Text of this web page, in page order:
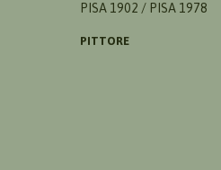
PISA 1902 / PISA 1978
PITTORE